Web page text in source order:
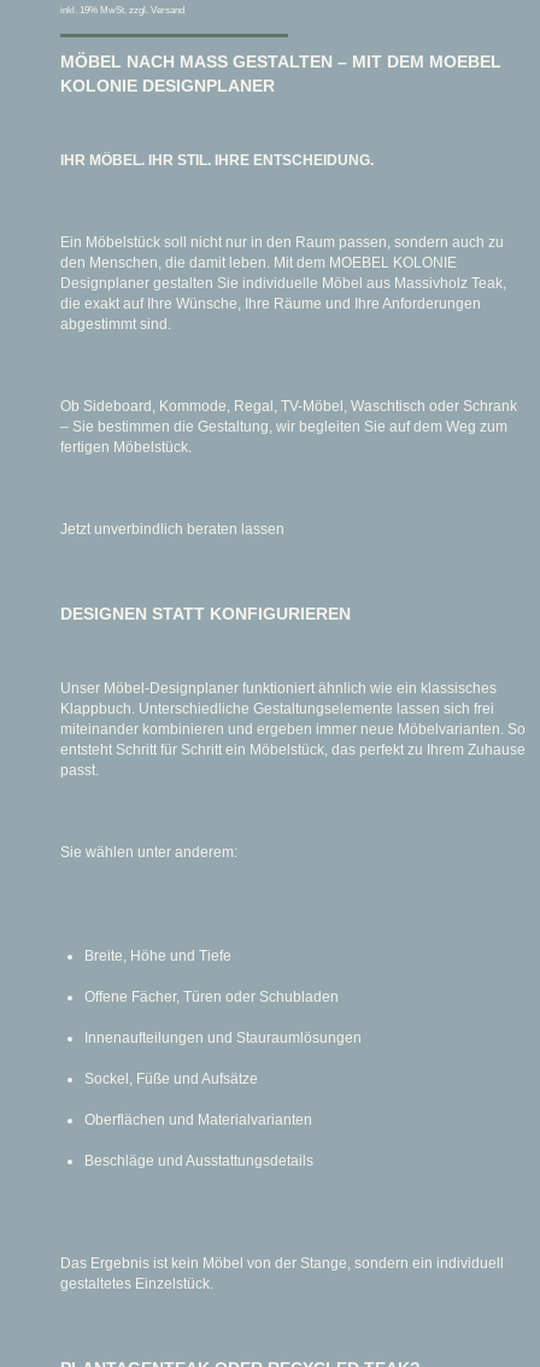
inkl. 19% MwSt. zzgl. Versand
MÖBEL NACH MASS GESTALTEN – MIT DEM MOEBEL
KOLONIE DESIGNPLANER
IHR MÖBEL. IHR STIL. IHRE ENTSCHEIDUNG.
Ein Möbelstück soll nicht nur in den Raum passen, sondern auch zu
den Menschen, die damit leben. Mit dem MOEBEL KOLONIE
Designplaner gestalten Sie individuelle Möbel aus Massivholz Teak,
die exakt auf Ihre Wünsche, Ihre Räume und Ihre Anforderungen
abgestimmt sind.
Ob Sideboard, Kommode, Regal, TV-Möbel, Waschtisch oder Schrank
– Sie bestimmen die Gestaltung, wir begleiten Sie auf dem Weg zum
fertigen Möbelstück.
Jetzt unverbindlich beraten lassen
DESIGNEN STATT KONFIGURIEREN
Unser Möbel-Designplaner funktioniert ähnlich wie ein klassisches
Klappbuch. Unterschiedliche Gestaltungselemente lassen sich frei
miteinander kombinieren und ergeben immer neue Möbelvarianten. So
entsteht Schritt für Schritt ein Möbelstück, das perfekt zu Ihrem Zuhause
passt.
Sie wählen unter anderem:
Breite, Höhe und Tiefe
Offene Fächer, Türen oder Schubladen
Innenaufteilungen und Stauraumlösungen
Sockel, Füße und Aufsätze
Oberflächen und Materialvarianten
Beschläge und Ausstattungsdetails
Das Ergebnis ist kein Möbel von der Stange, sondern ein individuell
gestaltetes Einzelstück.